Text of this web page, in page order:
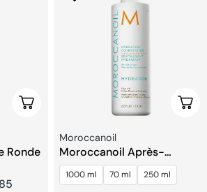
Choisissez Les Options
Ronde
Fournisseur:
Moroccanoil
Moroccanoil Après-
shampooing Hydratant
1000 ml 70 ml 250 ml